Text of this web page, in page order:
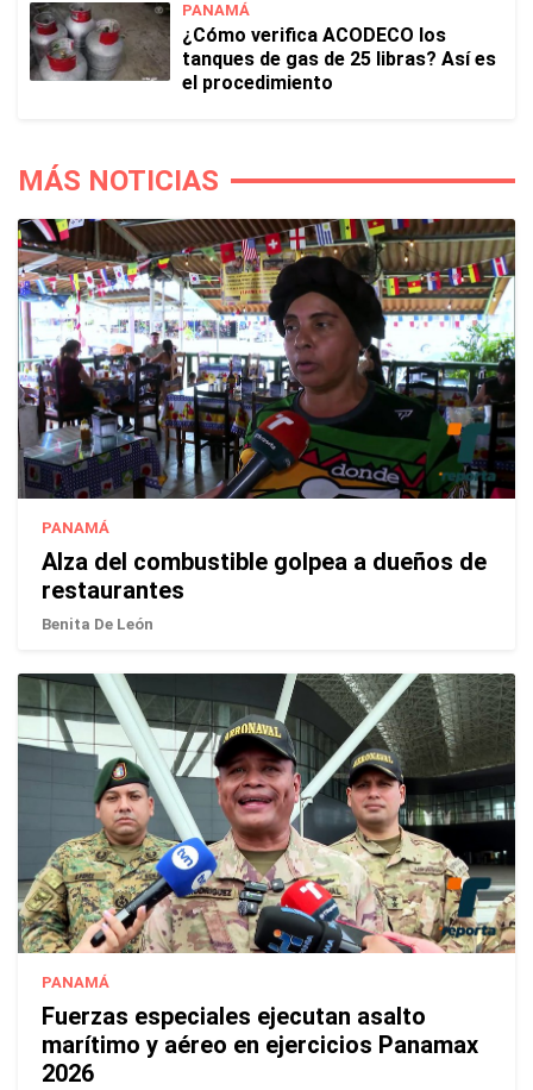
PANAMÁ
¿Cómo verifica ACODECO los
tanques de gas de 25 libras? Así es
el procedimiento
MÁS NOTICIAS
PANAMÁ
Alza del combustible golpea a dueños de
restaurantes
Benita De León
PANAMÁ
Fuerzas especiales ejecutan asalto
marítimo y aéreo en ejercicios Panamax
2026